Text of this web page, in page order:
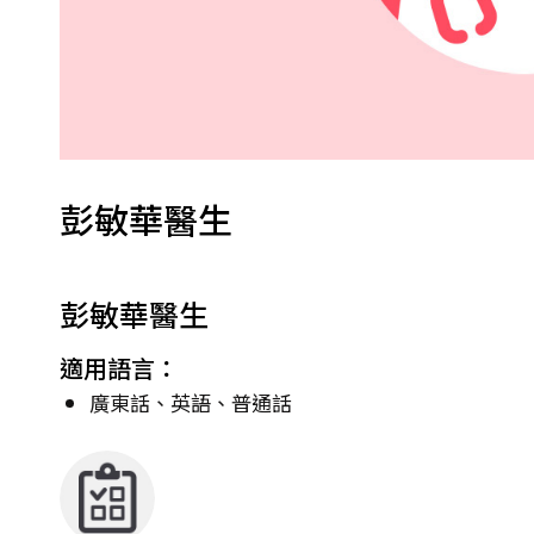
彭敏華醫生
彭敏華醫生
適用語言：
廣東話、英語、普通話